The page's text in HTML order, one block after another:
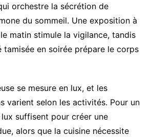
orchestre la sécrétion de
du sommeil. Une exposition à
matin stimule la vigilance, tandis
tamisée en soirée prépare le corps
se mesure en lux, et les
varient selon les activités. Pour un
suffisent pour créer une
alors que la cuisine nécessite